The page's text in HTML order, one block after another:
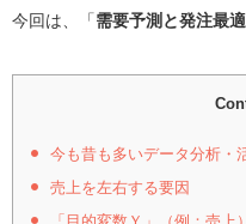
今回は、「需要予測と発注最
今も昔も多いデータ分析・
売上を左右する要因